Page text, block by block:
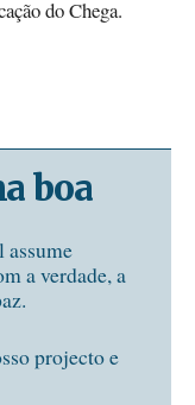
do Chega.
boa
a verdade, a
projecto e